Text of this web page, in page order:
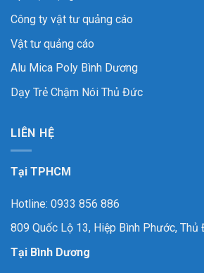
Công ty vật tư quảng cáo
Vật tư quảng cáo
Alu Mica Poly Bình Dương
Dạy Trẻ Chậm Nói Thủ Đức
LIÊN HỆ
Tại TPHCM
Hotline: 0933 856 886
809 Quốc Lộ 13, Hiệp Bình Phước, Thủ
Tại Bình Dương